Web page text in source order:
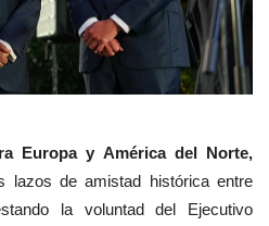
Europa y América del Norte,
lazos de amistad histórica entre
la voluntad del Ejecutivo